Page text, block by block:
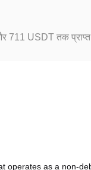
और 711 USDT तक
operates as a non-